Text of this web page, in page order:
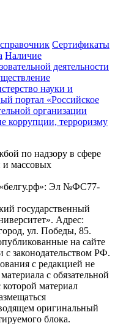
Сертификаты
Наличие
деятельности
науки и
портал «Российское
организации
коррупции, терроризму
по надзору в сфере
и массовых
Эл №ФС77-
государственный
Адрес:
ул. Победы, 85.
на сайте
с законодательством РФ.
с редакцией не
с обязательной
материал
оригинальный
блока.